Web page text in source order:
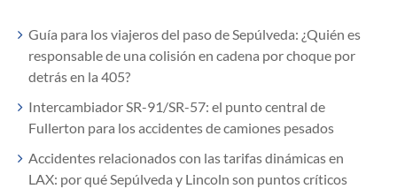
Guía para los viajeros del paso de Sepúlveda: ¿Quién es
responsable de una colisión en cadena por choque por
detrás en la 405?
Intercambiador SR-91/SR-57: el punto central de
Fullerton para los accidentes de camiones pesados
Accidentes relacionados con las tarifas dinámicas en
LAX: por qué Sepúlveda y Lincoln son puntos críticos